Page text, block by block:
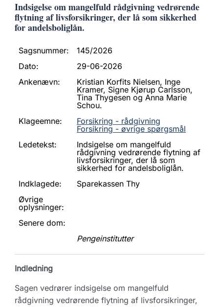
Indsigelse om mangelfuld rådgivning vedrørende
flytning af livsforsikringer, der lå som sikkerhed
for andelsboliglån.
Sagsnummer:
145/2026
Dato:
29-06-2026
Ankenævn:
Kristian Korfits Nielsen, Inge
Kramer, Signe Kjørup Carlsson,
Tina Thygesen og Anna Marie
Schou.
Klageemne:
Forsikring - rådgivning
Forsikring - øvrige spørgsmål
Ledetekst:
Indsigelse om mangelfuld
rådgivning vedrørende flytning af
livsforsikringer, der lå som
sikkerhed for andelsboliglån.
Indklagede:
Sparekassen Thy
Øvrige
oplysninger:
Senere dom:
Pengeinstitutter
Indledning
Sagen vedrører indsigelse om mangelfuld
rådgivning vedrørende flytning af livsforsikringer,